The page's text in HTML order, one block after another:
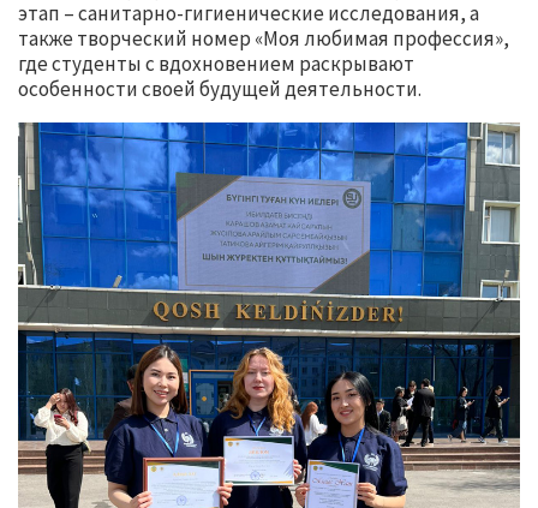
этап – санитарно-гигиенические исследования, а
также творческий номер «Моя любимая профессия»,
где студенты с вдохновением раскрывают
особенности своей будущей деятельности.